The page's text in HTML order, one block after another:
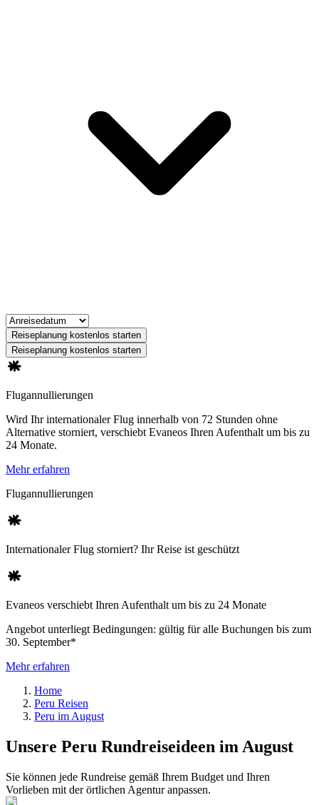
Reiseplanung kostenlos starten
Reiseplanung kostenlos starten
Flugannullierungen
Wird Ihr internationaler Flug innerhalb von 72 Stunden ohne
Alternative storniert, verschiebt Evaneos Ihren Aufenthalt um bis zu
24 Monate.
Mehr erfahren
Flugannullierungen
Internationaler Flug storniert? Ihr Reise ist geschützt
Evaneos verschiebt Ihren Aufenthalt um bis zu 24 Monate
Angebot unterliegt Bedingungen: gültig für alle Buchungen bis zum
30. September*
Mehr erfahren
Home
Peru Reisen
Peru im August
Unsere Peru Rundreiseideen im August
Sie können jede Rundreise gemäß Ihrem Budget und Ihren
Vorlieben mit der örtlichen Agentur anpassen.